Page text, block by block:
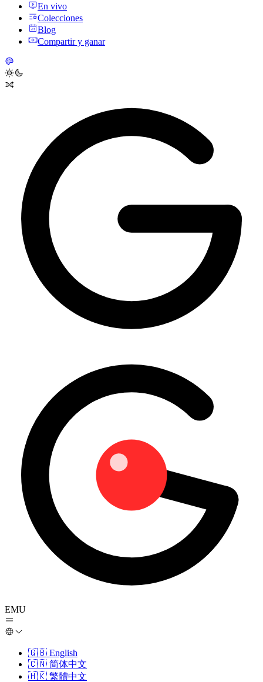
En vivo
Colecciones
Blog
Compartir y ganar
EMU
🇬🇧 English
🇨🇳 简体中文
🇭🇰 繁體中文